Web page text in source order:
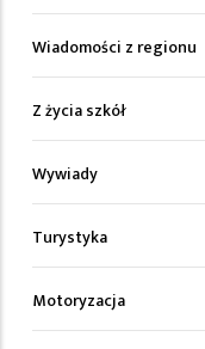
Wiadomości z regionu
Z życia szkół
Wywiady
Turystyka
Motoryzacja